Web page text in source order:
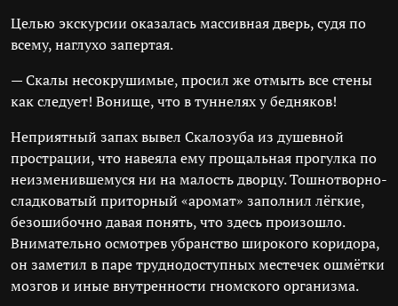
Целью экскурсии оказалась массивная дверь, судя по
всему, наглухо запертая.
— Скалы несокрушимые, просил же отмыть все стены
как следует! Вонище, что в туннелях у бедняков!
Неприятный запах вывел Скалозуба из душевной
прострации, что навеяла ему прощальная прогулка по
неизменившемуся ни на малость дворцу. Тошнотворно-
сладковатый приторный «аромат» заполнил лёгкие,
безошибочно давая понять, что здесь произошло.
Внимательно осмотрев убранство широкого коридора,
он заметил в паре труднодоступных местечек ошмётки
мозгов и иные внутренности гномского организма.